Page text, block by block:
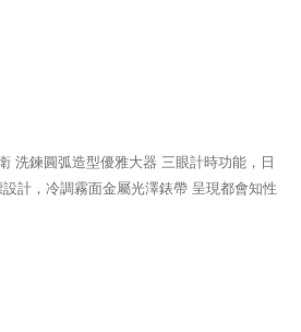
洗鍊圓弧造型優雅大器 三眼計時功能，日
計，冷調霧面金屬光澤錶帶 呈現都會知性